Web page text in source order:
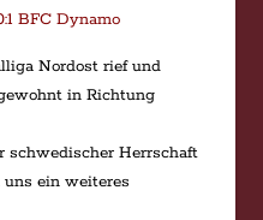
BFC Dynamo
Nordost rief und
in Richtung
schwedischer Herrschaft
ein weiteres